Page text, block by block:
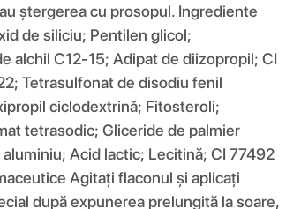
ștergerea cu prosopul. Ingrediente
de siliciu; Pentilen glicol;
alchil C12-15; Adipat de diizopropil; CI
Tetrasulfonat de disodiu fenil
ciclodextrină; Fitosteroli;
tetrasodic; Gliceride de palmier
Acid lactic; Lecitină; CI 77492
Agitați flaconul și aplicați
după expunerea prelungită la soare,